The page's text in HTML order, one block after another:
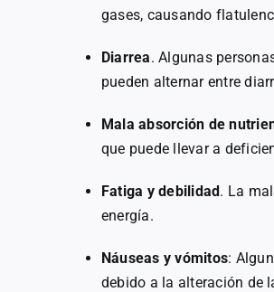
gases, causando
Diarrea. Algunas
pueden alternar entre
Mala absorción de
que puede llevar a
Fatiga y debilidad. La
energía.
Náuseas y vómitos:
debido a la alteración de